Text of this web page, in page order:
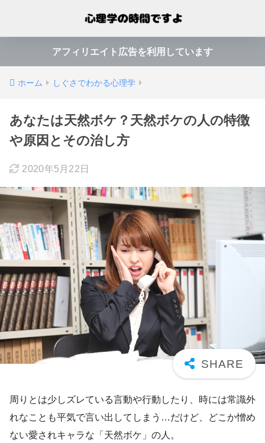
アフィリエイト広告を利用しています
ホーム しぐさでわかる心理学
あなたは天然ボケ？天然ボケの人の特徴
や原因とその治し方
2020年5月22日
周りとは少しズレている言動や行動したり、時には常識外
れなことも平気で言い出してしまう…だけど、どこか憎め
ない愛されキャラな「天然ボケ」の人。